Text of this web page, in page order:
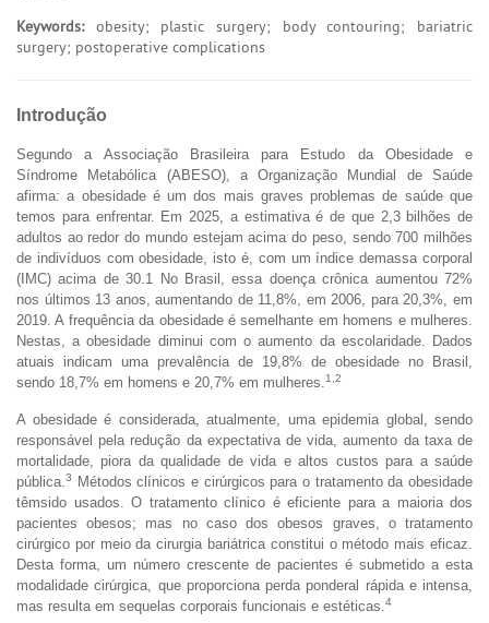
Keywords:obesity; plastic surgery; body contouring; bariatric
surgery; postoperative complications
Introdução
Segundo a Associação Brasileira para Estudo da Obesidade e
Síndrome Metabólica (ABESO), a Organização Mundial de Saúde
afirma: a obesidade é um dos mais graves problemas de saúde que
temos para enfrentar. Em 2025, a estimativa é de que 2,3 bilhões de
adultos ao redor do mundo estejam acima do peso, sendo 700 milhões
de indivíduos com obesidade, isto é, com um índice demassa corporal
(IMC) acima de 30.1 No Brasil, essa doença crônica aumentou 72%
nos últimos 13 anos, aumentando de 11,8%, em 2006, para 20,3%, em
2019. A frequência da obesidade é semelhante em homens e mulheres.
Nestas, a obesidade diminui com o aumento da escolaridade. Dados
atuais indicam uma prevalência de 19,8% de obesidade no Brasil,
sendo 18,7% em homens e 20,7% em mulheres. 1,2
A obesidade é considerada, atualmente, uma epidemia global, sendo
responsável pela redução da expectativa de vida, aumento da taxa de
mortalidade, piora da qualidade de vida e altos custos para a saúde
pública. 3
Métodos clínicos e cirúrgicos para o tratamento da obesidade
têmsido usados. O tratamento clínico é eficiente para a maioria dos
pacientes obesos; mas no caso dos obesos graves, o tratamento
cirúrgico por meio da cirurgia bariátrica constitui o método mais eficaz.
Desta forma, um número crescente de pacientes é submetido a esta
modalidade cirúrgica, que proporciona perda ponderal rápida e intensa,
mas resulta em sequelas corporais funcionais e estéticas. 4